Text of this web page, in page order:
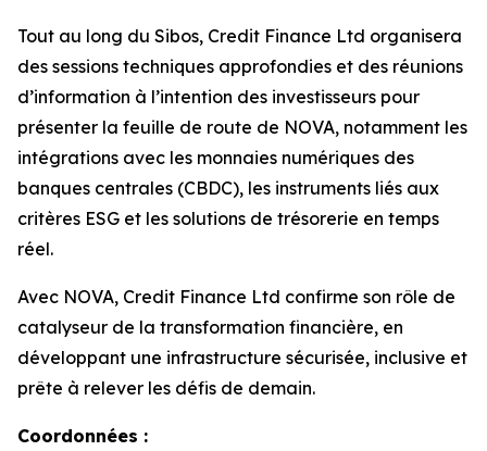
Tout au long du Sibos, Credit Finance Ltd organisera
des sessions techniques approfondies et des réunions
d’information à l’intention des investisseurs pour
présenter la feuille de route de NOVA, notamment les
intégrations avec les monnaies numériques des
banques centrales (CBDC), les instruments liés aux
critères ESG et les solutions de trésorerie en temps
réel.
Avec NOVA, Credit Finance Ltd confirme son rôle de
catalyseur de la transformation financière, en
développant une infrastructure sécurisée, inclusive et
prête à relever les défis de demain.
Coordonnées :